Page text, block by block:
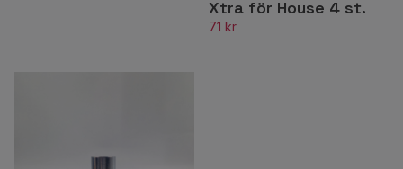
Xtra för House 4 st.
71 kr